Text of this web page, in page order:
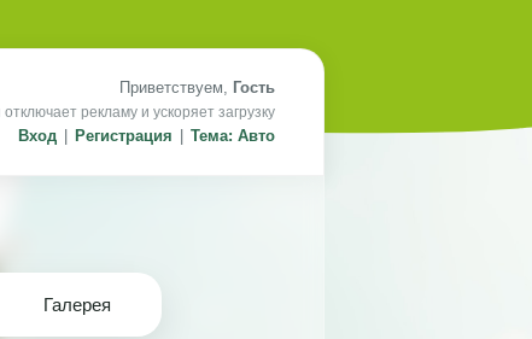
Приветствуем, Гость
рекламу и ускоряет загрузку
Вход Регистрация Тема: Авто
Галерея